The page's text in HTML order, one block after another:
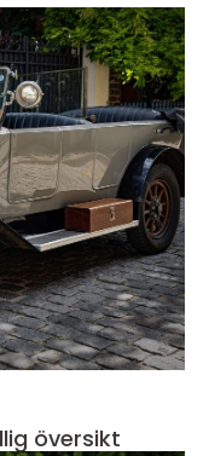
översikt